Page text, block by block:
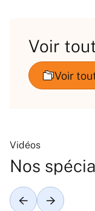
Voir
Vidéos
Nos